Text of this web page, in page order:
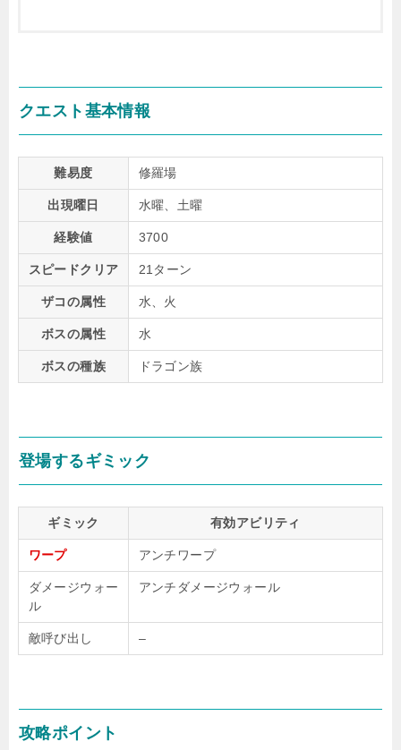
クエスト基本情報
難易度 修羅場
出現曜日 水曜、土曜
経験値 3700
スピードクリア 21ターン
ザコの属性 水、火
ボスの属性 水
ボスの種族 ドラゴン族
登場するギミック
ギミック 有効アビリティ
ワープ アンチワープ
ダメージウォー
ル
アンチダメージウォール
敵呼び出し –
攻略ポイント